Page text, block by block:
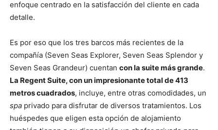
enfoque centrado en la satisfacción del cliente en cada
detalle.
Es por eso que los tres barcos más recientes de la
compañía (Seven Seas Explorer, Seven Seas Splendor y
Seven Seas Grandeur) cuentan con la suite más grande.
La Regent Suite, con un impresionante total de 413
metros cuadrados, incluye, entre otras comodidades, un
spa privado para disfrutar de diversos tratamientos. Los
huéspedes que eligen esta opción de alojamiento